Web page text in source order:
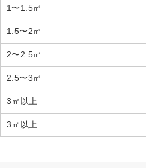
1〜1.5㎡
1.5〜2㎡
2〜2.5㎡
2.5〜3㎡
3㎡以上
3㎡以上